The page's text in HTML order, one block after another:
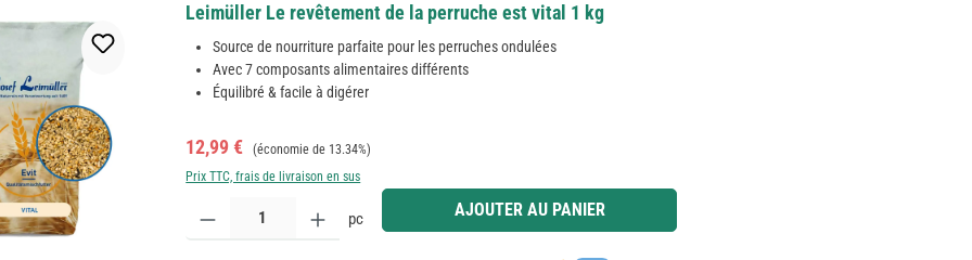
Leimüller Le revêtement de la perruche est vital 1 kg
Source de nourriture parfaite pour les perruches ondulées
Avec 7 composants alimentaires différents
Équilibré & facile à digérer
Prix de vente :
12,99 € Prix régulier :
(économie de 13.34%)
Prix TTC, frais de livraison en sus
Quantité de produit : Entrez la quantité souhaitée ou utilisez les boutons pour augmenter ou diminuer la quantité.
pc AJOUTER AU PANIER